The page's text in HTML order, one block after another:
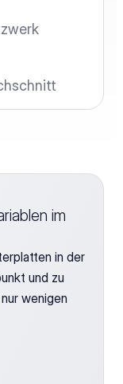
im
in der
und zu
wenigen